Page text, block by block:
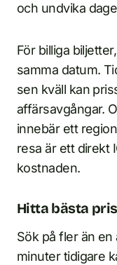
och undvika
För billiga
samma datum.
sen kväll kan
affärsavgångar.
innebär ett
resa är ett direkt
kostnaden.
Hitta bästa
Sök på fler än
minuter tidigare